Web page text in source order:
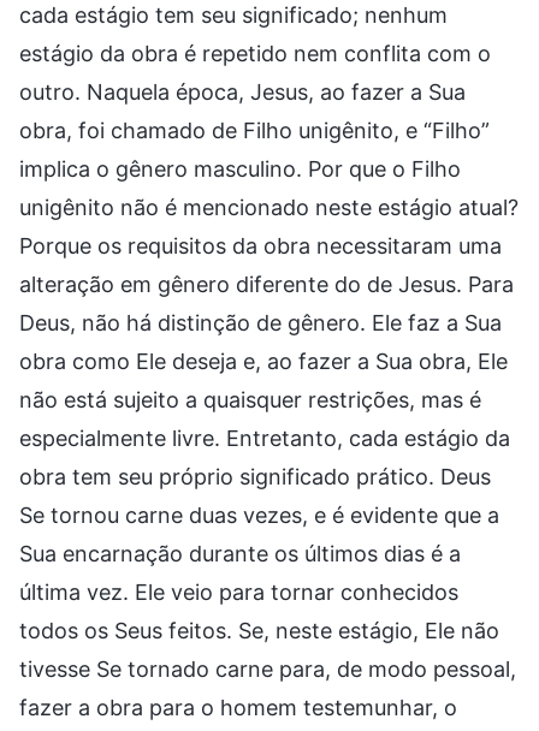
cada estágio tem seu significado; nenhum
estágio da obra é repetido nem conflita com o
outro. Naquela época, Jesus, ao fazer a Sua
obra, foi chamado de Filho unigênito, e “Filho”
implica o gênero masculino. Por que o Filho
unigênito não é mencionado neste estágio atual?
Porque os requisitos da obra necessitaram uma
alteração em gênero diferente do de Jesus. Para
Deus, não há distinção de gênero. Ele faz a Sua
obra como Ele deseja e, ao fazer a Sua obra, Ele
não está sujeito a quaisquer restrições, mas é
especialmente livre. Entretanto, cada estágio da
obra tem seu próprio significado prático. Deus
Se tornou carne duas vezes, e é evidente que a
Sua encarnação durante os últimos dias é a
última vez. Ele veio para tornar conhecidos
todos os Seus feitos. Se, neste estágio, Ele não
tivesse Se tornado carne para, de modo pessoal,
fazer a obra para o homem testemunhar, o